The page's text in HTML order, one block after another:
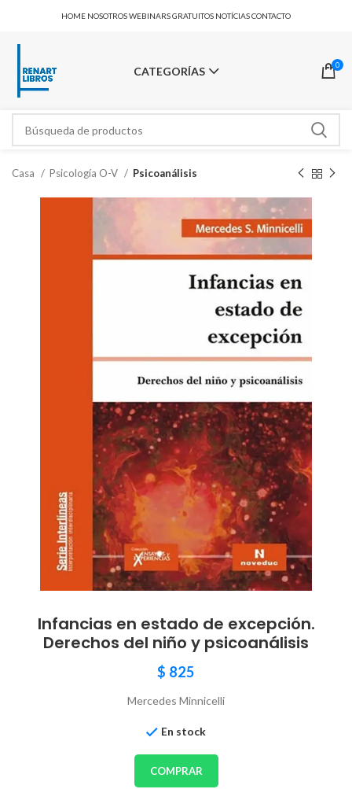
HOME NOSOTROSWEBINARS GRATUITOS NOTÍCIASCONTACTO
CATEGORÍAS 0
Casa Psicología O-V Psicoanálisis
Infancias en estado de excepción.
Derechos del niño y psicoanálisis
$ 825
Mercedes Minnicelli
En stock
COMPRAR